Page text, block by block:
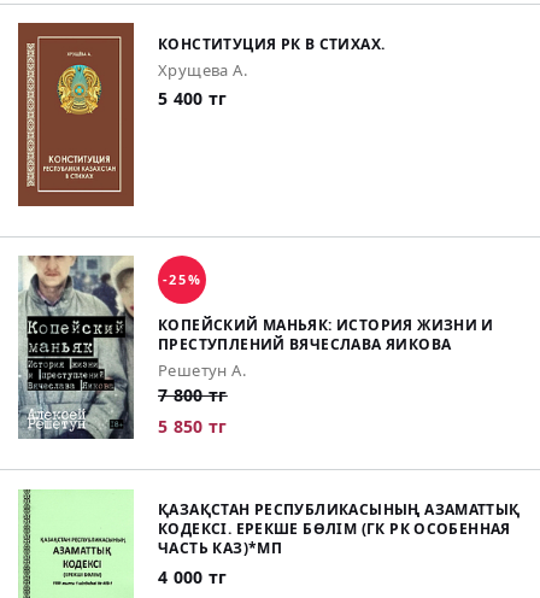
КОНСТИТУЦИЯ РК В СТИХАХ.
Хрущева А.
5 400 тг
-25%
КОПЕЙСКИЙ МАНЬЯК: ИСТОРИЯ ЖИЗНИ И
ПРЕСТУПЛЕНИЙ ВЯЧЕСЛАВА ЯИКОВА
Решетун А.
7 800 тг
5 850 тг
ҚАЗАҚСТАН РЕСПУБЛИКАСЫНЫҢ АЗАМАТТЫҚ
КОДЕКСІ. ЕРЕКШЕ БӨЛІМ (ГК РК ОСОБЕННАЯ
ЧАСТЬ КАЗ)*МП
4 000 тг